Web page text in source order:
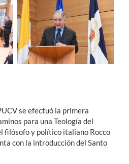
se efectuó la primera
para una Teología del
filósofo y político italiano Rocco
con la introducción del Santo